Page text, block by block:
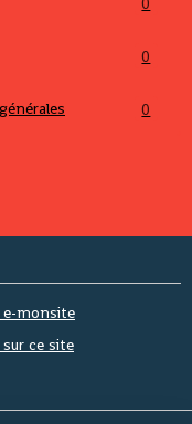
0
0
e-monsite
ce site